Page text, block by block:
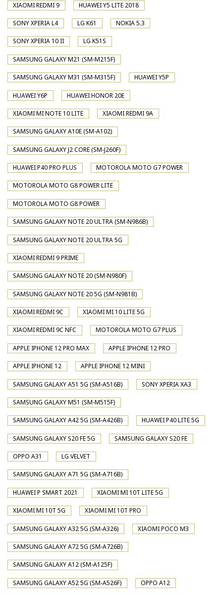
XIAOMI REDMI 9 HUAWEI Y5 LITE 2018
SONY XPERIA L4 LG K61 NOKIA 5.3
SONY XPERIA 10 II LG K51S
SAMSUNG GALAXY M21 (SM-M215F)
SAMSUNG GALAXY M31 (SM-M315F) HUAWEI Y5P
HUAWEI Y6P HUAWEI HONOR 20E
XIAOMI MI NOTE 10 LITE XIAOMI REDMI 9A
SAMSUNG GALAXY A10E (SM-A102)
SAMSUNG GALAXY J2 CORE (SM-J260F)
HUAWEI P40 PRO PLUS MOTOROLA MOTO G7 POWER
MOTOROLA MOTO G8 POWER LITE
MOTOROLA MOTO G8 POWER
SAMSUNG GALAXY NOTE 20 ULTRA (SM-N986B)
SAMSUNG GALAXY NOTE 20 ULTRA 5G
XIAOMI REDMI 9 PRIME
SAMSUNG GALAXY NOTE 20 (SM-N980F)
SAMSUNG GALAXY NOTE 20 5G (SM-N981B)
XIAOMI REDMI 9C XIAOMI MI 10 LITE 5G
XIAOMI REDMI 9C NFC MOTOROLA MOTO G7 PLUS
APPLE IPHONE 12 PRO MAX APPLE IPHONE 12 PRO
APPLE IPHONE 12 APPLE IPHONE 12 MINI
SAMSUNG GALAXY A51 5G (SM-A516B) SONY XPERIA XA3
SAMSUNG GALAXY M51 (SM-M515F)
SAMSUNG GALAXY A42 5G (SM-A426B) HUAWEI P40 LITE 5G
SAMSUNG GALAXY S20 FE 5G SAMSUNG GALAXY S20 FE
OPPO A31 LG VELVET
SAMSUNG GALAXY A71 5G (SM-A716B)
HUAWEI P SMART 2021 XIAOMI MI 10T LITE 5G
XIAOMI MI 10T 5G XIAOMI MI 10T PRO
SAMSUNG GALAXY A32 5G (SM-A326) XIAOMI POCO M3
SAMSUNG GALAXY A72 5G (SM-A726B)
SAMSUNG GALAXY A12 (SM-A125F)
SAMSUNG GALAXY A52 5G (SM-A526F) OPPO A12